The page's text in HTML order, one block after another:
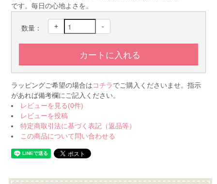
です。毎日の心地よさを。
数量： + -
ラッピングご希望の場合はコチラでご購入くださいませ。指示
があれば備考欄にご記入ください。
レビューを見る(0件)
レビューを投稿
特定商取引法に基づく表記（返品等）
この商品について問い合わせる